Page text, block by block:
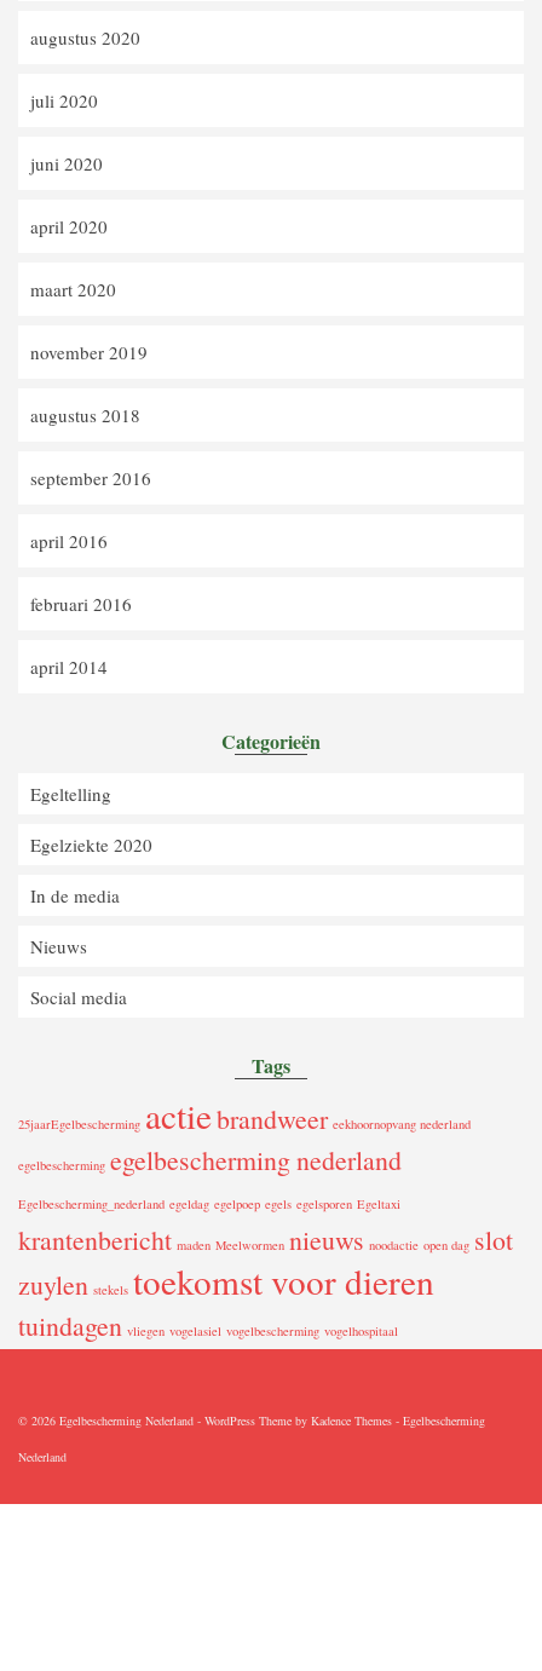
augustus 2020
juli 2020
juni 2020
april 2020
maart 2020
november 2019
augustus 2018
september 2016
april 2016
februari 2016
april 2014
Categorieën
Egeltelling
Egelziekte 2020
In de media
Nieuws
Social media
Tags
25jaarEgelbescherming actiebrandweer eekhoornopvang nederland
egelbescherming egelbescherming nederland
Egelbescherming_nederland egeldag egelpoep egels egelsporen Egeltaxi
krantenbericht maden Meelwormen nieuws noodactie open dag slot
zuylen stekels toekomst voor dieren
tuindagen vliegen vogelasiel vogelbescherming vogelhospitaal
© 2026 Egelbescherming Nederland - WordPress Theme by Kadence Themes - Egelbescherming
Nederland